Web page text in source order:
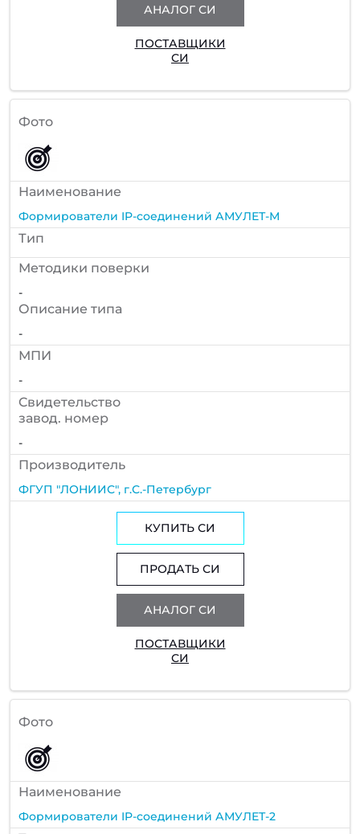
АНАЛОГ СИ
ПОСТАВЩИКИ
СИ
Фото
Наименование
Формирователи IP-соединений АМУЛЕТ-М
Тип
Методики поверки
-
Описание типа
-
МПИ
-
Cвидетельство
завод. номер
-
Производитель
ФГУП "ЛОНИИС", г.С.-Петербург
КУПИТЬ СИ
ПРОДАТЬ СИ
АНАЛОГ СИ
ПОСТАВЩИКИ
СИ
Фото
Наименование
Формирователи IP-соединений АМУЛЕТ-2